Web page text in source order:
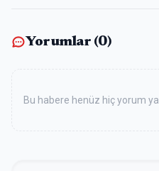
Yorumlar (0)
Bu habere henüz hiç yorum